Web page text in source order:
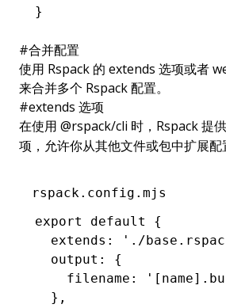
}
#合并配置
使用 Rspack 的 extends 选项或者
来合并多个 Rspack 配置。
#extends 选项
在使用 @rspack/cli 时，Rspack 提
项，允许你从其他文件或包中扩展配
rspack.config.mjs
export
default
{
  extends
: './
  output
:
{
    filename
:
  }
,